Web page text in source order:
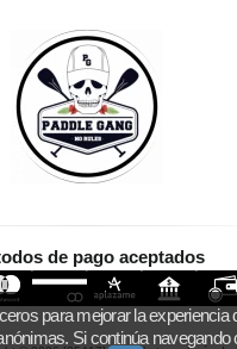
de pago aceptados
para mejorar la experiencia
Si continúa